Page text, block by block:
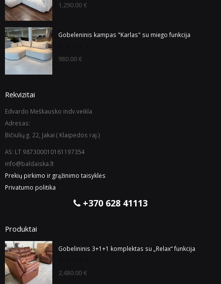
out
1,290.00 €
Gobeleninis kampas "Karlas" su miego funkcija
out
980.00 €
Rekvizitai
Edvardo Meškausko indv.veikla
Adresas:
Bičiulių g. 22, Jakai ( Klaipėdos raj.)
AS: LT 987300010161197354
info@baldaiska.lt
Prekių pirkimo ir grąžinimo taisyklės
Privatumo politika
+370 628 41113
Produktai
Gobelininis 3+1+1 komplektas su „Relax“ funkcija
out
2,480.00 €